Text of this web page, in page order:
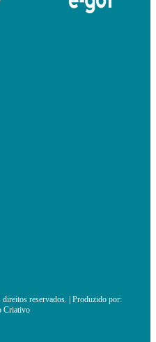
reservados. | Produzido por:
Criativo